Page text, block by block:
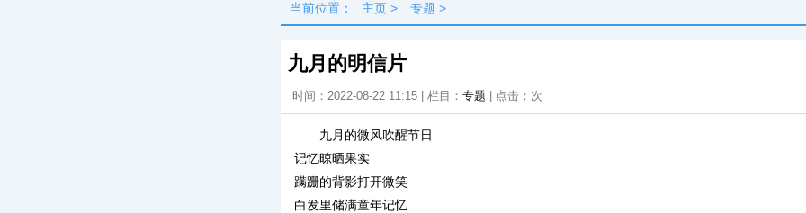
当前位置： 主页 > 专题 >
九月的明信片
时间：2022-08-22 11:15 | 栏目： 专题 | 点击： 次
九月的微风吹醒节日
记忆晾晒果实
蹒跚的背影打开微笑
白发里储满童年记忆